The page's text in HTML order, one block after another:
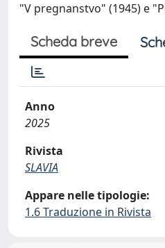
"V pregnanstvo" (1945) e
Scheda breve
Anno
2025
Rivista
SLAVIA
Appare nelle tipologie:
1.6 Traduzione in Rivista